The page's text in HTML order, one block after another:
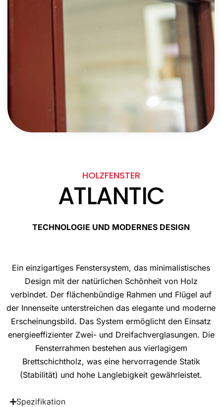
HOLZFENSTER
ATLANTIC
TECHNOLOGIE UND MODERNES DESIGN
Ein einzigartiges Fenstersystem, das minimalistisches
Design mit der natürlichen Schönheit von Holz
verbindet. Der flächenbündige Rahmen und Flügel auf
der Innenseite unterstreichen das elegante und moderne
Erscheinungsbild. Das System ermöglicht den Einsatz
energieeffizienter Zwei- und Dreifachverglasungen. Die
Fensterrahmen bestehen aus vierlagigem
Brettschichtholz, was eine hervorragende Statik
(Stabilität) und hohe Langlebigkeit gewährleistet.
Spezifikation